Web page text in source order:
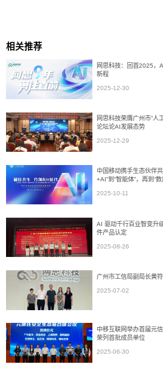
相关推荐
网思科技：回首2025，
新程
2025-12-30
网思科技荣膺广州市“人
论坛论AI发展态势
2025-12-29
中国移动携手生态伙伴
+AI”到“智能体”，再到“
2025-10-11
AI 驱动千行百业智变升
件产品认定
2025-08-26
广州市工信局副局长黄
2025-07-02
中移互联网举办首届元
荣列首批成员单位
2025-06-30